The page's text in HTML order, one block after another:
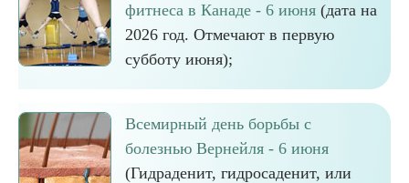
фитнеса в Канаде - 6 июня (дата на
2026 год. Отмечают в первую
субботу июня);
Всемирный день борьбы с
болезнью Вернейля - 6 июня
(Гидраденит, гидросаденит, или